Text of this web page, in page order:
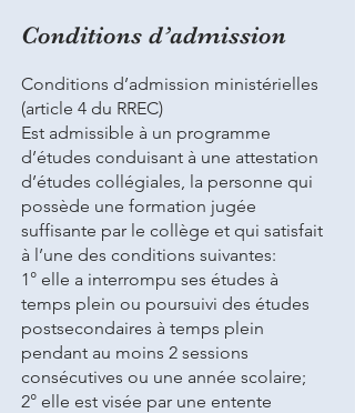
Conditions d’admission
Conditions d’admission ministérielles
(article 4 du RREC)
Est admissible à un programme
d’études conduisant à une attestation
d’études collégiales, la personne qui
possède une formation jugée
suffisante par le collège et qui satisfait
à l’une des conditions suivantes:
1° elle a interrompu ses études à
temps plein ou poursuivi des études
postsecondaires à temps plein
pendant au moins 2 sessions
consécutives ou une année scolaire;
2° elle est visée par une entente